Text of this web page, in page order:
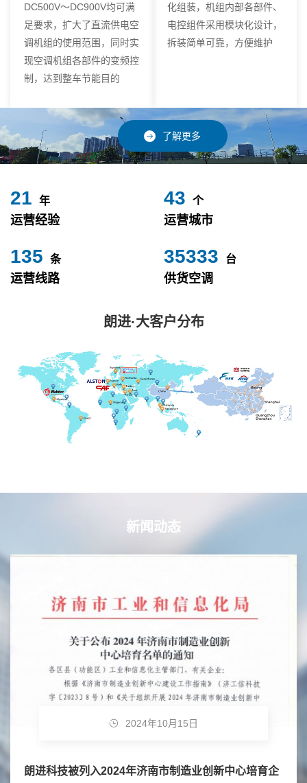
DC500V～DC900V均可满
足要求，扩大了直流供电空
调机组的使用范围，同时实
现空调机组各部件的变频控
制，达到整车节能目的
化组装，机组内部各部件、
电控组件采用模块化设计，
拆装简单可靠，方便维护
了解更多
24 年
运营经验
49 个
运营城市
153 条
运营线路
40000 台
供货空调
朗进·大客户分布
新闻动态
2024年10月15日
朗进科技被列入2024年济南市制造业创新中心培育企